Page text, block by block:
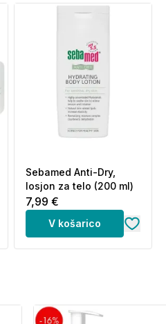
Sebamed Anti-Dry,
losjon za telo (200 ml)
7,99 €
V košarico